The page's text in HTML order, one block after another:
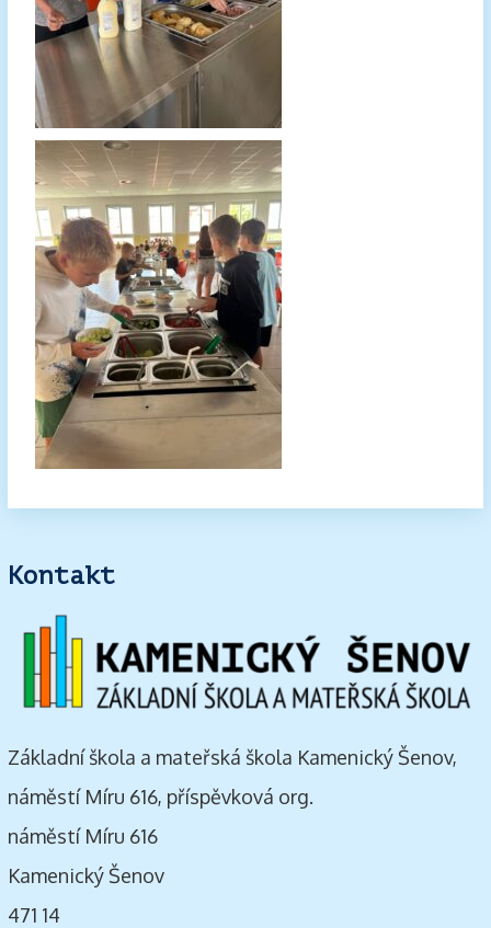
Kontakt
Základní škola a mateřská škola Kamenický Šenov,
náměstí Míru 616, příspěvková org.
náměstí Míru 616
Kamenický Šenov
471 14